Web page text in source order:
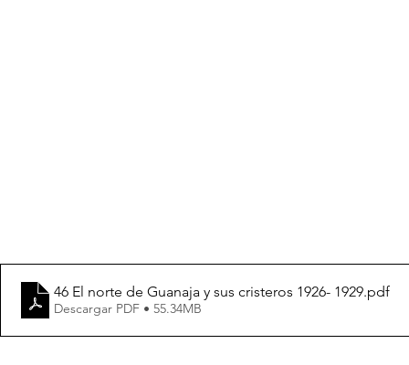
46 El norte de Guanaja y sus cristeros 1926- 1929.pdf
Descargar PDF • 55.34MB